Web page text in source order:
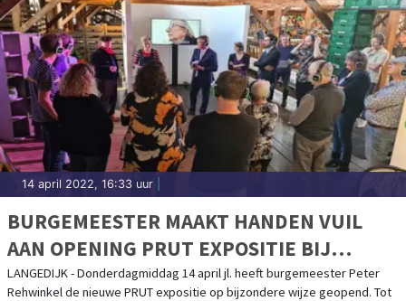
14 april 2022, 16:33 uur
BURGEMEESTER MAAKT HANDEN VUIL
AAN OPENING PRUT EXPOSITIE BIJ
MUSEUM BROEKERVEILING
LANGEDIJK - Donderdagmiddag 14 april jl. heeft burgemeester Peter
Rehwinkel de nieuwe PRUT expositie op bijzondere wijze geopend. Tot